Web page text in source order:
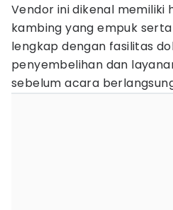
Vendor ini dikenal memiliki
kambing yang empuk
lengkap dengan fasilitas
penyembelihan dan
sebelum acara